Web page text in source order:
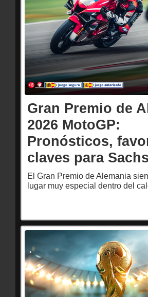
Gran Premio de
2026 MotoGP:
Pronósticos,
claves para
El Gran Premio de Alemania
lugar muy especial dentro del